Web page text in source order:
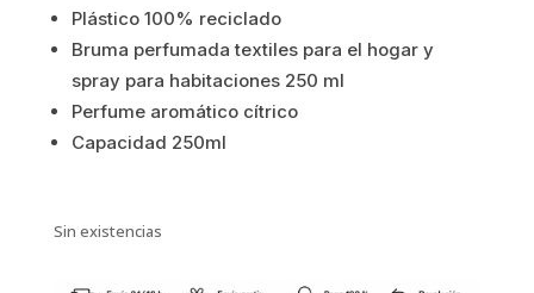
Plástico 100% reciclado
Bruma perfumada textiles para el hogar y
spray para habitaciones 250 ml
Perfume aromático cítrico
Capacidad 250ml
Sin existencias